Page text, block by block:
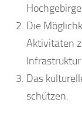
Die
Aktivitäten
Das
schützen.